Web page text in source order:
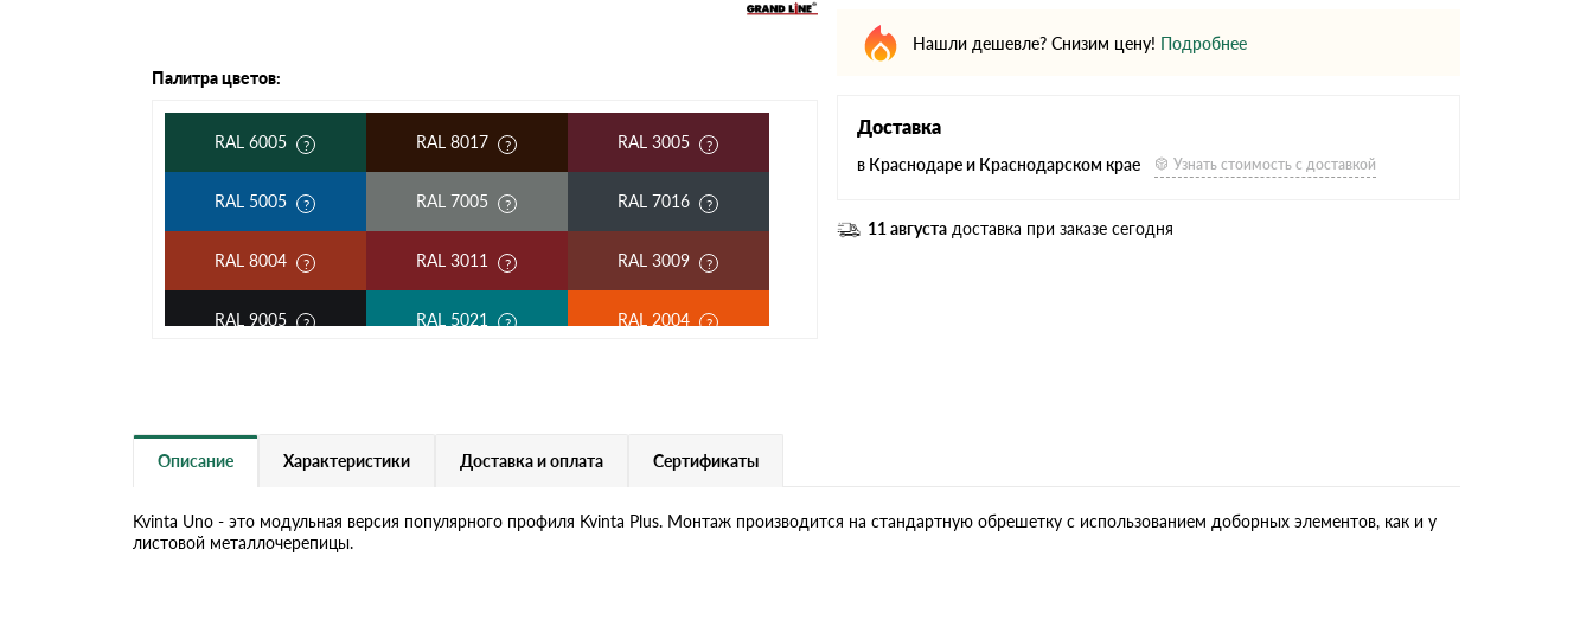
Палитра цветов:
RAL 6005 RAL 8017 RAL 3005
RAL 5005 RAL 7005 RAL 7016
RAL 8004 RAL 3011 RAL 3009
RAL 9005 RAL 5021 RAL 2004
RAL 7004
Нашли дешевле? Снизим цену! Подробнее
Доставка
в Краснодаре и Краснодарском крае Узнать стоимость с доставкой
11 августа доставка при заказе сегодня
Описание Характеристики Доставка и оплата Сертификаты
Kvinta Uno - это модульная версия популярного профиля Kvinta Plus. Монтаж производится на стандартную обрешетку с использованием доборных элементов, как и у
листовой металлочерепицы.